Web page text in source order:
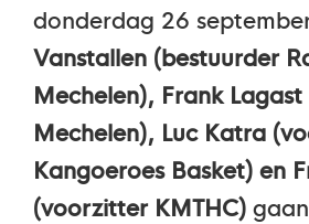
donderdag 26
Vanstallen (bestuurder
Mechelen), Frank Lagast
Mechelen), Luc Katra
Kangoeroes Basket) en
(voorzitter KMTHC)